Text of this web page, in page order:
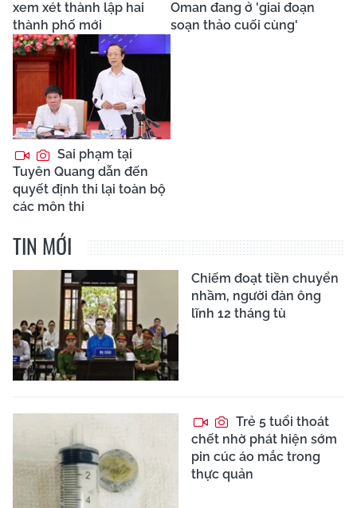
xem xét thành lập hai
thành phố mới
Oman đang ở 'giai đoạn
soạn thảo cuối cùng'
Sai phạm tại
Tuyên Quang dẫn đến
quyết định thi lại toàn bộ
các môn thi
TIN MỚI
Chiếm đoạt tiền chuyển
nhầm, người đàn ông
lĩnh 12 tháng tù
Trẻ 5 tuổi thoát
chết nhờ phát hiện sớm
pin cúc áo mắc trong
thực quản